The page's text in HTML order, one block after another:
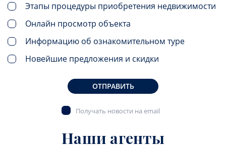
Этапы процедуры приобретения недвижимости
Онлайн просмотр объекта
Информацию об ознакомительном туре
Новейшие предложения и скидки
ОТПРАВИТЬ
Получать новости на email
Наши агенты